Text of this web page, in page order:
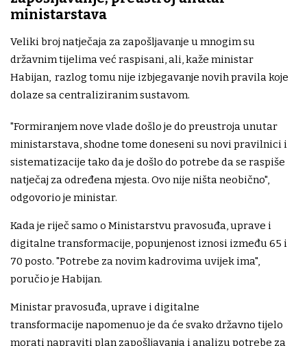
ministarstava
Veliki broj natječaja za zapošljavanje u mnogim su
državnim tijelima već raspisani, ali, kaže ministar
Habijan, razlog tomu nije izbjegavanje novih pravila koje
dolaze sa centraliziranim sustavom.
"Formiranjem nove vlade došlo je do preustroja unutar
ministarstava, shodne tome doneseni su novi pravilnici i
sistematizacije tako da je došlo do potrebe da se raspiše
natječaj za određena mjesta. Ovo nije ništa neobično",
odgovorio je ministar.
Kada je riječ samo o Ministarstvu pravosuđa, uprave i
digitalne transformacije, popunjenost iznosi između 65 i
70 posto. "Potrebe za novim kadrovima uvijek ima",
poručio je Habijan.
Ministar pravosuđa, uprave i digitalne
transformacije napomenuo je da će svako državno tijelo
morati napraviti plan zapošljavanja i analizu potrebe za